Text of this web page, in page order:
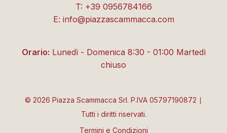
T: +39 0956784166
E: info@piazzascammacca.com
Orario: Lunedì - Domenica 8:30 - 01:00 Martedì
chiuso
© 2026 Piazza Scammacca Srl. P.IVA 05797190872 ∣
Tutti i diritti riservati.
Termini e Condizioni